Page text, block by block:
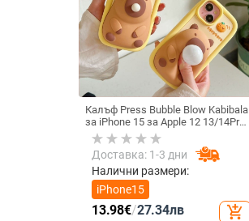
Калъф Press Bubble Blow Kabibala
за iPhone 15 за Apple 12 13/14Pro
Max, устойчив на изпускане 11
Доставка: 1-3 дни
Налични размери:
iPhone15
13.98€/27.34лв add_shopping_cart